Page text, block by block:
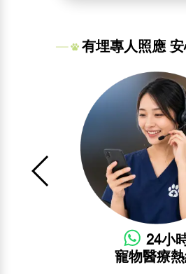
有埋專人照應​
24小
寵物醫療